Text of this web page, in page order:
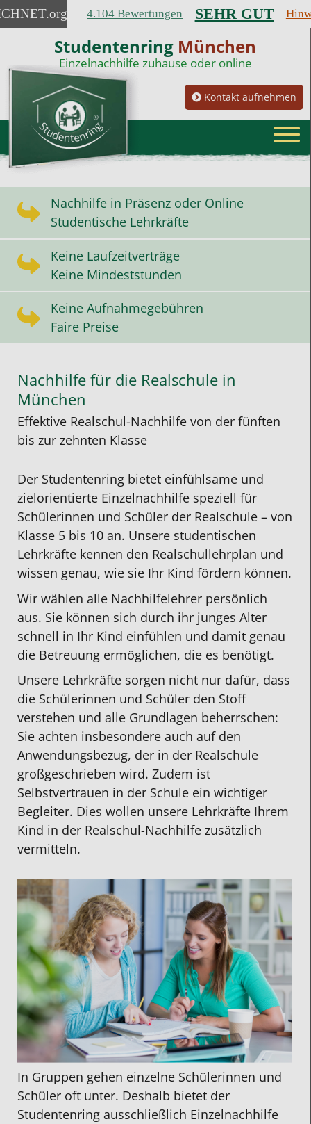
.org 4.104 Bewertungen SEHR GUT
Studentenring München
Einzelnachhilfe zuhause oder online
Kontakt aufnehmen
Nachhilfe in Präsenz oder Online
Studentische Lehrkräfte
Keine Laufzeitverträge
Keine Mindeststunden
Keine Aufnahmegebühren
Faire Preise
Nachhilfe für die Realschule in
München
Effektive Realschul-Nachhilfe von der fünften
bis zur zehnten Klasse
Der Studentenring bietet einfühlsame und
zielorientierte Einzelnachhilfe speziell für
Schülerinnen und Schüler der Realschule – von
Klasse 5 bis 10 an. Unsere studentischen
Lehrkräfte kennen den Realschullehrplan und
wissen genau, wie sie Ihr Kind fördern können.
Wir wählen alle Nachhilfelehrer persönlich
aus. Sie können sich durch ihr junges Alter
schnell in Ihr Kind einfühlen und damit genau
die Betreuung ermöglichen, die es benötigt.
Unsere Lehrkräfte sorgen nicht nur dafür, dass
die Schülerinnen und Schüler den Stoff
verstehen und alle Grundlagen beherrschen:
Sie achten insbesondere auch auf den
Anwendungsbezug, der in der Realschule
großgeschrieben wird. Zudem ist
Selbstvertrauen in der Schule ein wichtiger
Begleiter. Dies wollen unsere Lehrkräfte Ihrem
Kind in der Realschul-Nachhilfe zusätzlich
vermitteln.
In Gruppen gehen einzelne Schülerinnen und
Schüler oft unter. Deshalb bietet der
Studentenring ausschließlich Einzelnachhilfe